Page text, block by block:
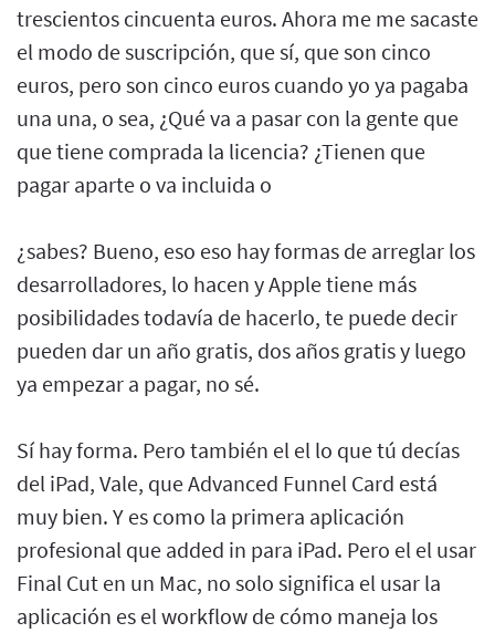
trescientos cincuenta euros. Ahora me me sacaste
el modo de suscripción, que sí, que son cinco
euros, pero son cinco euros cuando yo ya pagaba
una una, o sea, ¿Qué va a pasar con la gente que
que tiene comprada la licencia? ¿Tienen que
pagar aparte o va incluida o
¿sabes? Bueno, eso eso hay formas de arreglar los
desarrolladores, lo hacen y Apple tiene más
posibilidades todavía de hacerlo, te puede decir
pueden dar un año gratis, dos años gratis y luego
ya empezar a pagar, no sé.
Sí hay forma. Pero también el el lo que tú decías
del iPad, Vale, que Advanced Funnel Card está
muy bien. Y es como la primera aplicación
profesional que added in para iPad. Pero el el usar
Final Cut en un Mac, no solo significa el usar la
aplicación es el workflow de cómo maneja los